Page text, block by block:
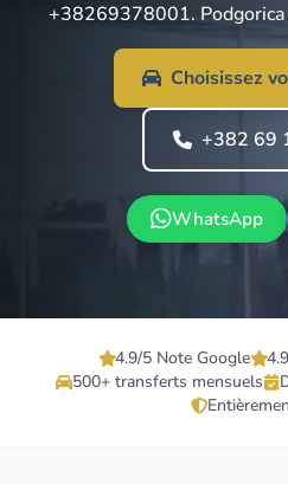
+38269378001.
Choisissez
+382 69
WhatsApp
4.9/5 Note Google
500+ transferts mensuels